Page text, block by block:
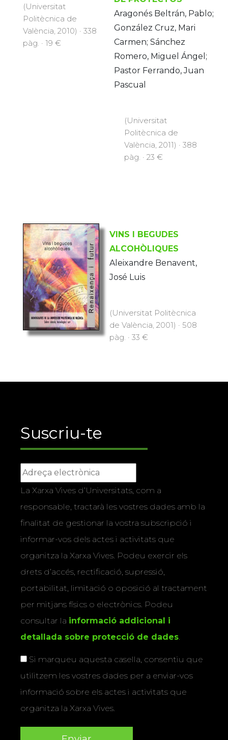
(Universitat
Politècnica de
València, 2010) · 338
pàg. · 19 €
Aragonés Beltrán, Pablo;
González Cruz, Mari
Carmen; Sánchez
Romero, Miguel Ángel;
Pastor Ferrando, Juan
Pascual
(Universitat
Politècnica de
València, 2011) · 388
pàg. · 23 €
VINS I BEGUDES
ALCOHÒLIQUES
Aleixandre Benavent,
José Luis
(Universitat Politècnica
de València, 2001) · 508
pàg. · 33 €
Suscriu-te
La Xarxa Vives d’Universitats, com a
responsable, tractarà les vostres dades amb la
finalitat de gestionar la vostra subscripció i
informar-vos dels actes i activitats que
organitza la Xarxa Vives. Podeu exercir els
drets d’accés, rectificació, supressió,
portabilitat, limitació o oposició al tractament
per mitjans físics o electrònics. Podeu
consultar la informació addicional i
detallada sobre protecció de dades.
Si marqueu aquesta casella, consentiu que
utilitzem les vostres dades per a enviar-vos
informació sobre els actes i activitats que
organitza la Xarxa Vives.